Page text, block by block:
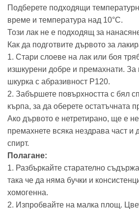
Подберете подходящи
време и температура над 10°C.
Този лак не е подходящ за
Как да подготвите дървото за
1. Стари слоеве на лак или боя
изшкурени добре и премахнати. За
шкурка с абразивност Р120.
2. Забършете повърхността с бял
кърпа, за да оберете остатъчната
Ако дървото е нетретирано, ще е
премахнете всяка нездрава част и
спирт.
Полагане:
1. Разбъркайте старателно
така че да няма бучки и
хомогенна.
2. Изпробвайте на малка площ.